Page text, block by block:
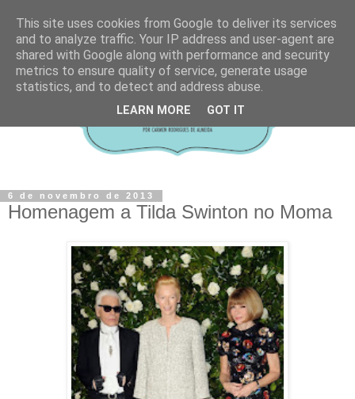
6 de novembro de 2013
Homenagem a Tilda Swinton no Moma
This site uses cookies from Google to deliver its services
and to analyze traffic. Your IP address and user-agent are
shared with Google along with performance and security
metrics to ensure quality of service, generate usage
statistics, and to detect and address abuse.
LEARN MORE GOT IT